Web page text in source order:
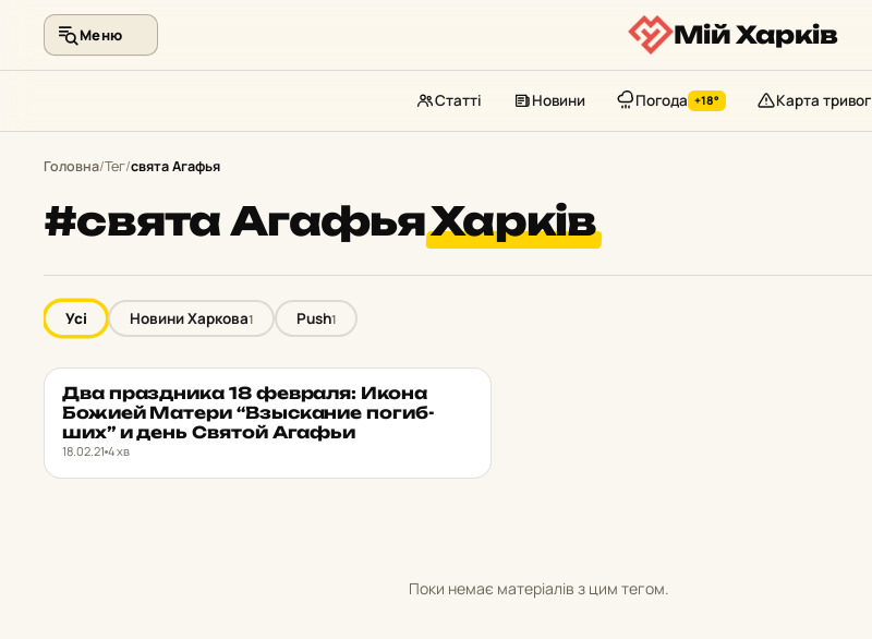
Меню Мій Харків
Статті Новини Погода +18° Карта тривог
Головна/Тег/свята Агафья
#свята АгафьяХарків
Усі Новини Харкова1 Push1
PUSH ★ ОБРАНЕ
Два праз­дни­ка 18 фев­ра­ля: Икона
Божией Матери “Взыска­ние по­гиб­
ших” и день Святой Агафьи
18.02.21 4 хв
Поки немає матеріалів з цим тегом.